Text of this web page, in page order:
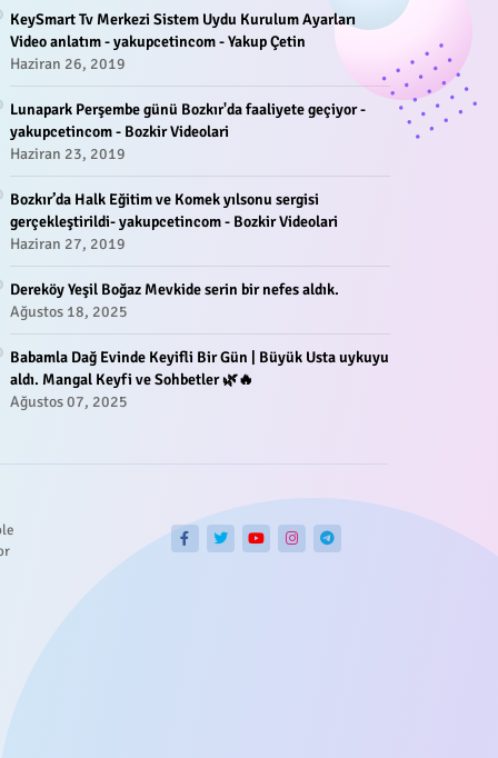
KeySmart Tv Merkezi Sistem Uydu Kurulum Ayarları
Video anlatım - yakupcetincom - Yakup Çetin
Haziran 26, 2019
Lunapark Perşembe günü Bozkır'da faaliyete geçiyor -
yakupcetincom - Bozkir Videolari
Haziran 23, 2019
Bozkır’da Halk Eğitim ve Komek yılsonu sergisi
gerçekleştirildi- yakupcetincom - Bozkir Videolari
Haziran 27, 2019
Dereköy Yeşil Boğaz Mevkide serin bir nefes aldık.
Ağustos 18, 2025
Babamla Dağ Evinde Keyifli Bir Gün | Büyük Usta uykuyu
aldı. Mangal Keyfi ve Sohbetler 🌿🔥
Ağustos 07, 2025